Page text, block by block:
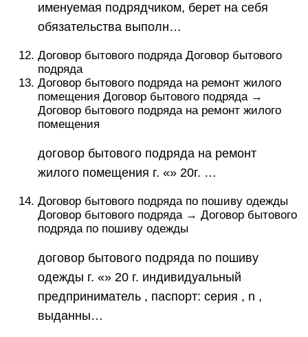
именуемая подрядчиком, берет на себя
обязательства выполн…
Договор бытового подряда Договор бытового
подряда
Договор бытового подряда на ремонт жилого
помещения Договор бытового подряда →
Договор бытового подряда на ремонт жилого
помещения
договор бытового подряда на ремонт
жилого помещения г. «» 20г. …
Договор бытового подряда по пошиву одежды
Договор бытового подряда → Договор бытового
подряда по пошиву одежды
договор бытового подряда по пошиву
одежды г. «» 20 г. индивидуальный
предприниматель , паспорт: серия , n ,
выданны…